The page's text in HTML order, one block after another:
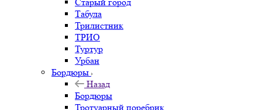
Табула
Трилистник
ТРИО
Туртур
Урбан
Бордюры
Назад
Бордюры
Тротуарный поребрик